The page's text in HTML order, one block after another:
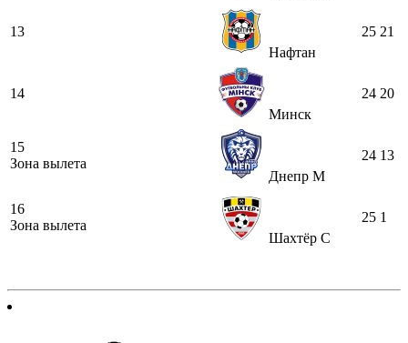
13
Нафтан
25 21
14
Минск
24 20
15
Зона вылета
Днепр М
24 13
16
Зона вылета
Шахтёр С
25 1